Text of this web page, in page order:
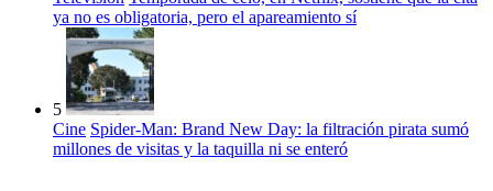
ya no es obligatoria, pero el apareamiento sí
5
Cine Spider-Man: Brand New Day: la filtración pirata sumó
millones de visitas y la taquilla ni se enteró